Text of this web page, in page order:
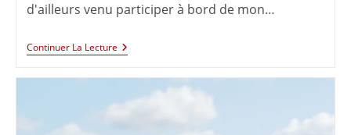
d'ailleurs venu participer à bord de mon…
Continuer La Lecture